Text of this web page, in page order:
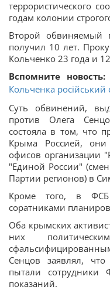
террористического
годам колонии
Второй обвиняемый
получил 10 лет.
Кольченко 23 года и
Вспомните новость:
Кольченка
Суть обвинений,
против Олега
состояла в том, что
Крыма Россией, они
офисов организации
"Единой России"
Партии регионов) в
Кроме того, в
соратниками
Оба крымских
них
Сенцов заявлял,
пытали сотрудники
показаний.